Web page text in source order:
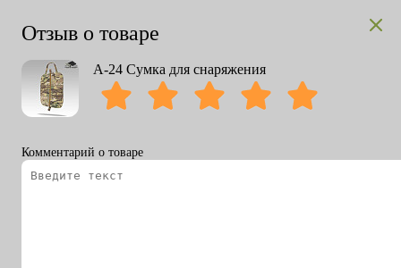
Отзыв о товаре
А-24 Сумка для снаряжения
Комментарий о товаре